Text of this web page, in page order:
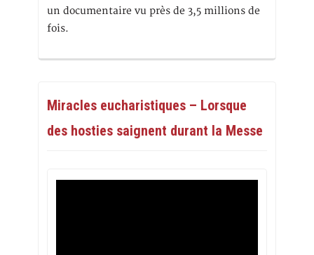
un documentaire vu près de 3,5 millions de
fois.
Miracles eucharistiques – Lorsque
des hosties saignent durant la Messe